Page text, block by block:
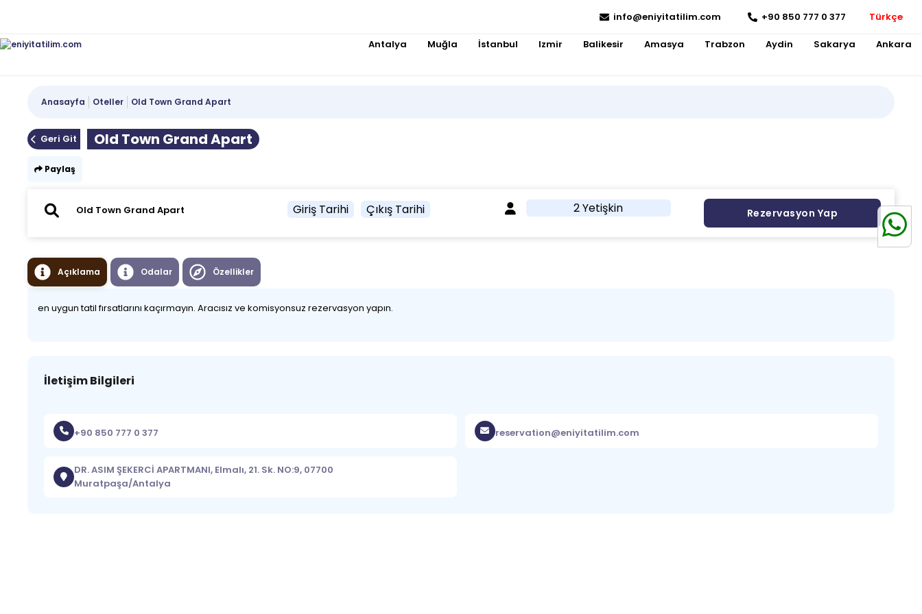
info@eniyitatilim.com +90 850 777 0 377 Türkçe
Antalya Muğla İstanbul Izmir Balikesir Amasya Trabzon Aydin Sakarya Ankara
Anasayfa Oteller Old Town Grand Apart
Geri Git Old Town Grand Apart
Paylaş
Giriş Tarihi Çıkış Tarihi 2 Yetişkin Rezervasyon Yap
Açıklama Odalar Özellikler
en uygun tatil fırsatlarını kaçırmayın. Aracısız ve komisyonsuz rezervasyon yapın.
İletişim Bilgileri
+90 850 777 0 377 reservation@eniyitatilim.com
DR. ASIM ŞEKERCİ APARTMANI, Elmalı, 21. Sk. NO:9, 07700
Muratpaşa/Antalya